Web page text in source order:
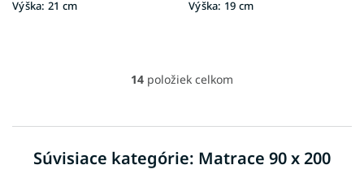
Výška: 21 cm
Výška: 19 cm
O
á
a
14 položiek celkom
Súvisiace kategórie: Matrace 90 x 200